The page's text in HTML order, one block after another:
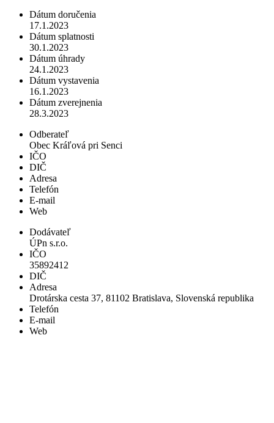
Dátum doručenia
17.1.2023
Dátum splatnosti
30.1.2023
Dátum úhrady
24.1.2023
Dátum vystavenia
16.1.2023
Dátum zverejnenia
28.3.2023
Odberateľ
Obec Kráľová pri Senci
IČO
DIČ
Adresa
Telefón
E-mail
Web
Dodávateľ
ÚPn s.r.o.
IČO
35892412
DIČ
Adresa
Drotárska cesta 37, 81102 Bratislava, Slovenská republika
Telefón
E-mail
Web